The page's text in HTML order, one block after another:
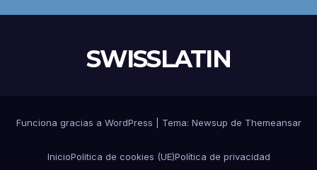
SWISSLATIN
Funciona gracias a WordPress Tema: Newsup de Themeansar
InicioPolitica de cookies (UE)Política de privacidad